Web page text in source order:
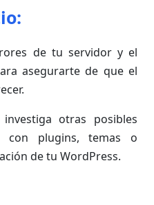
de tu servidor y el
asegurarte de que el
otras posibles
con plugins, temas o
de tu WordPress.